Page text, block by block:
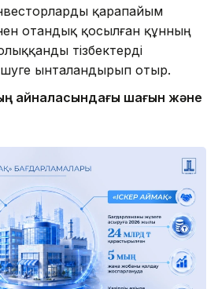
қарапайым
отандық қосылған құнның
тізбектерді
ынталандырып отыр.
айналасындағы шағын және